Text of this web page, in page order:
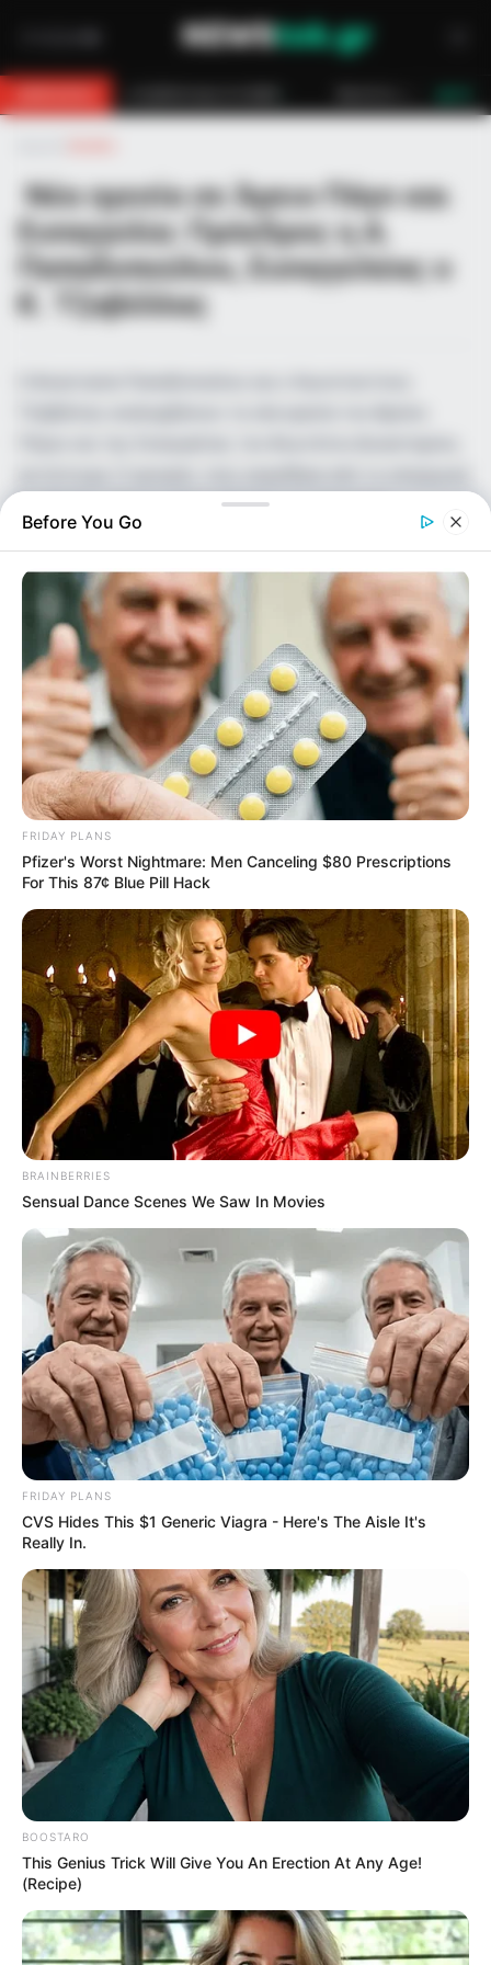
Νέα ηγεσία σε Άρειο Πάγο και
Εισαγγελία: Πρόεδρος η Α.
Παπαδοπούλου, Εισαγγελέας ο
Κ. Τζαβέλλας
συμβούλιο, έπειτα από εισήγηση του υπουργού
Δικαιοσύνης, Γιώργου Φλωρίδη. Η απόφαση για…
Επιμέλεια
Συντακτική Ομάδα
Δημοσίευση
04/07/2025, 22:44 · 10:44 ΜΜ
Τελευταία ενημέρωση
04/07/2025, 22:44 · 10:44 ΜΜ
Ελλάδα
Κοινοποίησε άρθρο
Προσθήκη το
Ανακαλύψτε περισσότερα άρθρα στα αποτελέσματα
αναζήτησης.
ΗΑναστασία Παπαδοπούλου
Κωνσταντίνος Τζαβέλλας αναλαμβάνουν τη
νέα ηγεσία του Αρείου Πάγου και της
Εισαγγελίας του Ανωτάτου Δικαστηρίου,
Before You Go
FRIDAY PLANS
Pfizer's Worst Nightmare: Men Canceling $80 Prescriptions
For This 87¢ Blue Pill Hack
BRAINBERRIES
Sensual Dance Scenes We Saw In Movies
FRIDAY PLANS
CVS Hides This $1 Generic Viagra - Here's The Aisle It's
Really In.
BOOSTARO
This Genius Trick Will Give You An Erection At Any Age!
(Recipe)